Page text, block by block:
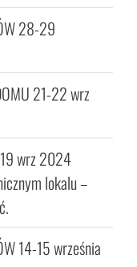
28-29
21-22 wrz
wrz 2024
lokalu –
14-15 września